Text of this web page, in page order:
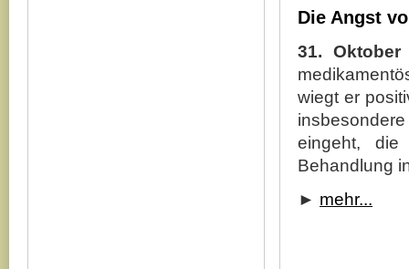
Die Angst
31. Oktober
wiegt er
eingeht, die
Behandlung
► mehr...